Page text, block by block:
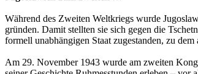
Während des Zweiten Weltkriegs wurde
gründen. Damit stellten sie sich gegen die
formell unabhängigen Staat zugestanden, zu
Am 29. November 1943 wurde am zweiten